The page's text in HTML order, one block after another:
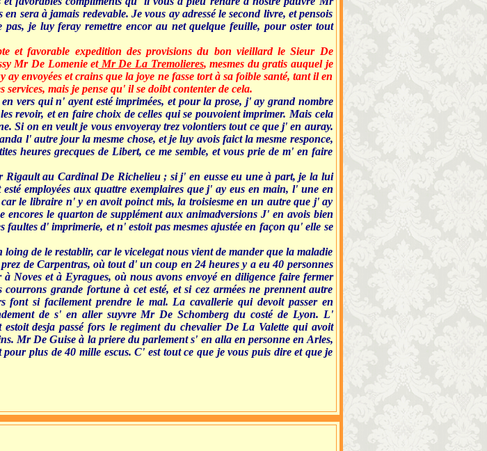
sera à jamais redevable. Je vous ay adressé le second livre, et pensois
pas, je luy feray remettre encor au net quelque feuille, pour oster tout
et favorable expedition des provisions du bon vieillard le Sieur De
Mr De Lomenie etMr De La Tremolieres, mesmes du gratis auquel je
envoyées et crains que la joye ne fasse tort à sa foible santé, tant il en
services, mais je pense qu' il se doibt contenter de cela.
vers qui n' ayent esté imprimées, et pour la prose, j' ay grand nombre
revoir, et en faire choix de celles qui se pouvoient imprimer. Mais cela
Si on en veult je vous envoyeray trez volontiers tout ce que j' en auray.
l' autre jour la mesme chose, et je luy avois faict la mesme responce,
heures grecques de Libert, ce me semble, et vous prie de m' en faire
au Cardinal De Richelieu ; si j' en eusse eu une à part, je la lui
esté employées aux quattre exemplaires que j' ay eus en main, l' une en
le libraire n' y en avoit poinct mis, la troisiesme en un autre que j' ay
le quarton de supplément aux animadversions J' en avois bien
d' imprimerie, et n' estoit pas mesmes ajustée en façon qu' elle se
de le restablir, car le vicelegat nous vient de mander que la maladie
de Carpentras, où tout d' un coup en 24 heures y a eu 40 personnes
Noves et à Eyragues, où nous avons envoyé en diligence faire fermer
grande fortune à cet esté, et si cez armées ne prennent autre
font si facilement prendre le mal. La cavallerie qui devoit passer en
de s' en aller suyvre Mr De Schomberg du costé de Lyon. L'
desja passé fors le regiment du chevalier De La Valette qui avoit
Mr De Guise à la priere du parlement s' en alla en personne en Arles,
plus de 40 mille escus. C' est tout ce que je vous puis dire et que je